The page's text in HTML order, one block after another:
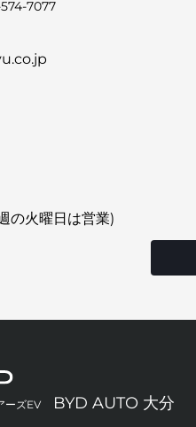
7077
の火曜日は営業)
ーズEV BYD AUTO 大分